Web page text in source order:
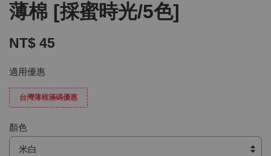
薄棉 [採蜜時光/5色]
NT$ 45
適用優惠
台灣薄棉滿碼優惠
顏色